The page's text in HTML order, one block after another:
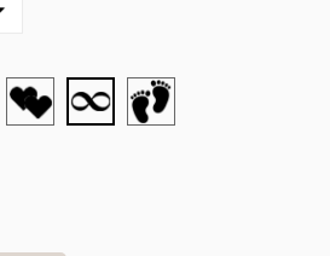
Corazón Corazon-
Doble
Infinito
Pie